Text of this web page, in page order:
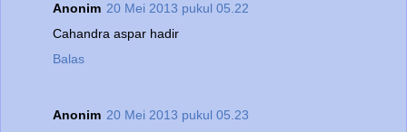
Anonim 20 Mei 2013 pukul 05.22
Cahandra aspar hadir
Balas
Anonim 20 Mei 2013 pukul 05.23